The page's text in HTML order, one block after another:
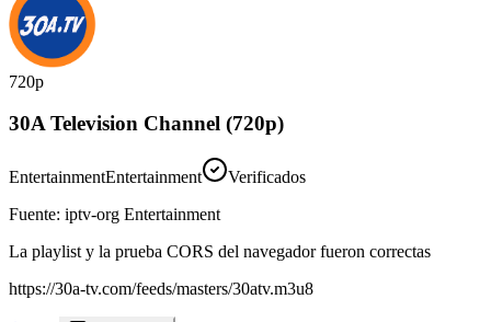
720p
30A Television Channel (720p)
EntertainmentEntertainment
Verificados
Fuente: iptv-org Entertainment
La playlist y la prueba CORS del navegador fueron correctas
https://30a-tv.com/feeds/masters/30atv.m3u8